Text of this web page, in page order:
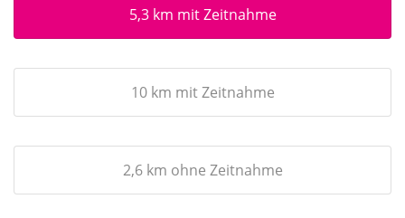
5,3 km mit Zeitnahme
10 km mit Zeitnahme
2,6 km ohne Zeitnahme